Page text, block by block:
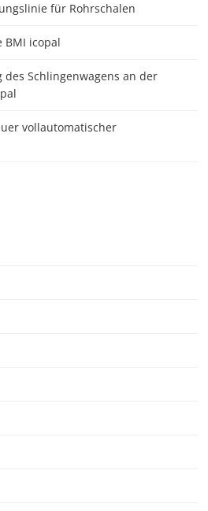
für Rohrschalen
BMI icopal
Schlingenwagens an der
vollautomatischer